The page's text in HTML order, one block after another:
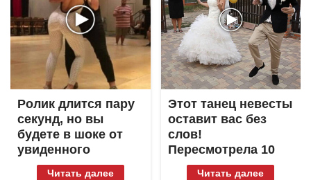
Ролик длится пару
секунд, но вы
будете в шоке от
увиденного
Читать далее
Этот танец невесты
оставит вас без
слов!
Пересмотрела 10
раз
Читать далее